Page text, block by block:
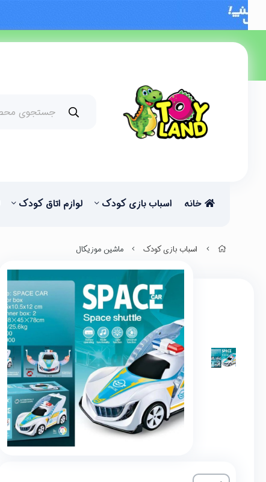
خانه اسباب بازی کودک لوازم اتاق کودک
اسباب بازی کودک ماشین موزیکال